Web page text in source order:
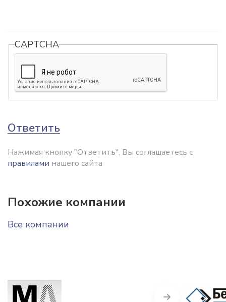
CAPTCHA
Ответить
Нажимая кнопку "Ответить", Вы соглашаетесь с
правилами нашего сайта
Похожие компании
Все компании
Next